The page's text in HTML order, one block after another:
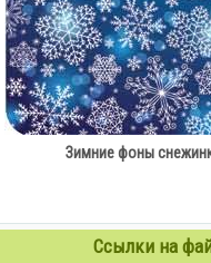
Зимние фоны
Ссылки на